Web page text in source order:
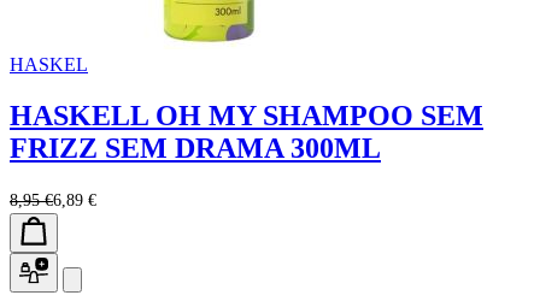
HASKEL
HASKELL OH MY SHAMPOO SEM
FRIZZ SEM DRAMA 300ML
8,95 €6,89 €